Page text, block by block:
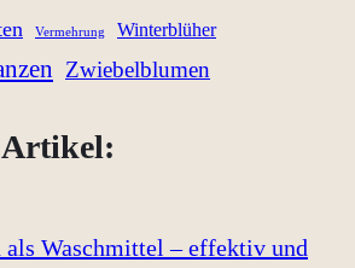
Vermehrung Winterblüher
Zwiebelblumen
Artikel: